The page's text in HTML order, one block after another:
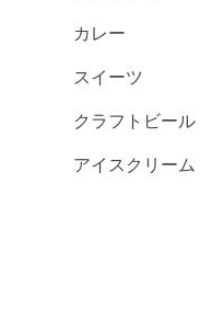
カレー
スイーツ
クラフトビール
アイスクリーム